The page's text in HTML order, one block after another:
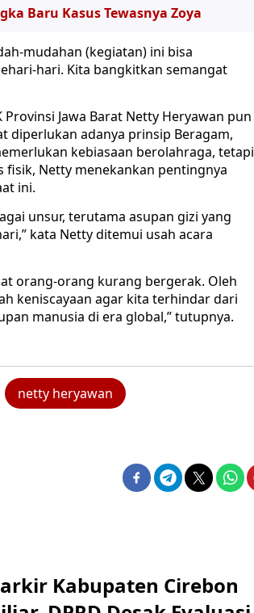
Baru Kasus Tewasnya Zoya
mudahan (kegiatan) ini bisa
hari. Kita bangkitkan semangat
Jawa Barat Netty Heryawan pun
diperlukan adanya prinsip Beragam,
kebiasaan berolahraga, tetapi
fisik, Netty menekankan pentingnya
ini.
unsur, terutama asupan gizi yang
kata Netty ditemui usah acara
orang-orang kurang bergerak. Oleh
keniscayaan agar kita terhindar dari
manusia di era global,” tutupnya.
netty heryawan
Kabupaten Cirebon